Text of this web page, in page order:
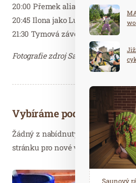
20:00 Přemek alias Freddie Mercury
20:45 Ilona jako Lucie Bílá
21:30 Tymová závěrečná show
Fotografie zdroj Saunový ráj –
Vybíráme podobné
Žádný z nabídnutých článků vás
stránku pro nové výsledky...
Saunový
Spa Hotel